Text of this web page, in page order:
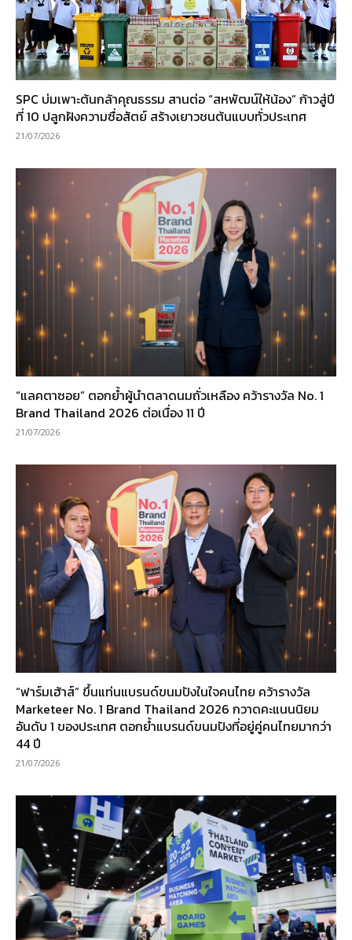
SPC บ่มเพาะต้นกล้าคุณธรรม สานต่อ “สหพัฒน์ให้น้อง” ก้าวสู่ปี
ที่ 10 ปลูกฝังความซื่อสัตย์ สร้างเยาวชนต้นแบบทั่วประเทศ
21/07/2026
“แลคตาซอย” ตอกย้ำผู้นำตลาดนมถั่วเหลือง คว้ารางวัล No. 1
Brand Thailand 2026 ต่อเนื่อง 11 ปี
21/07/2026
“ฟาร์มเฮ้าส์” ขึ้นแท่นแบรนด์ขนมปังในใจคนไทย คว้ารางวัล
Marketeer No. 1 Brand Thailand 2026 กวาดคะแนนนิยม
อันดับ 1 ของประเทศ ตอกย้ำแบรนด์ขนมปังที่อยู่คู่คนไทยมากว่า
44 ปี
21/07/2026